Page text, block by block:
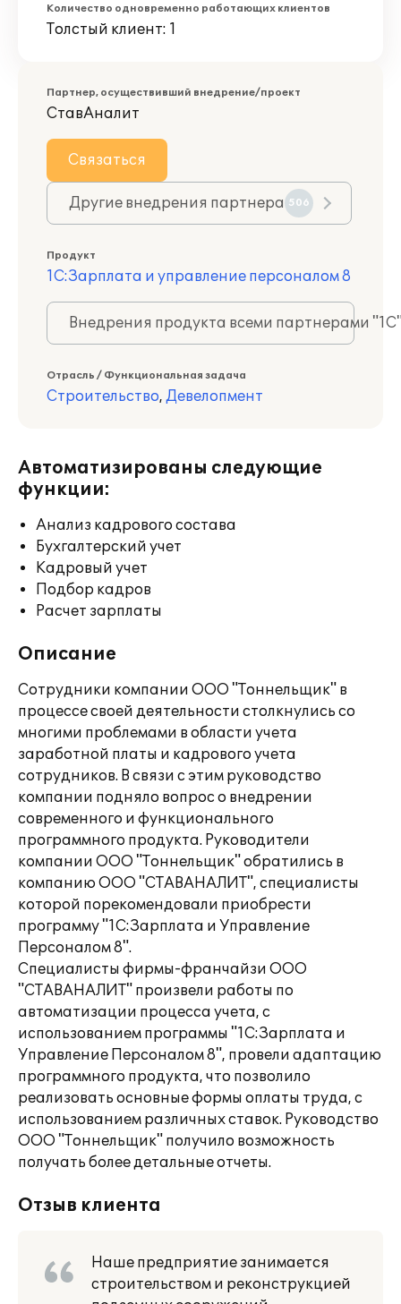
Количество одновременно работающих клиентов
Толстый клиент: 1
Партнер, осуществивший внедрение/проект
СтавАналит
Связаться
Другие внедрения партнера 506
Продукт
1С:Зарплата и управление персоналом 8
Внедрения продукта всеми партнерами
Отрасль / Функциональная задача
Строительство, Девелопмент
Автоматизированы следующие
функции:
Анализ кадрового состава
Бухгалтерский учет
Кадровый учет
Подбор кадров
Расчет зарплаты
Описание
Сотрудники компании ООО "Тоннельщик" в
процессе своей деятельности столкнулись со
многими проблемами в области учета
заработной платы и кадрового учета
сотрудников. В связи с этим руководство
компании подняло вопрос о внедрении
современного и функционального
программного продукта. Руководители
компании ООО "Тоннельщик" обратились в
компанию ООО "СТАВАНАЛИТ", специалисты
которой порекомендовали приобрести
программу "1С:Зарплата и Управление
Персоналом 8".
Специалисты фирмы-франчайзи ООО
"СТАВАНАЛИТ" произвели работы по
автоматизации процесса учета, с
использованием программы "1С:Зарплата и
Управление Персоналом 8", провели адаптацию
программного продукта, что позволило
реализовать основные формы оплаты труда, с
использованием различных ставок. Руководство
ООО "Тоннельщик" получило возможность
получать более детальные отчеты.
Отзыв клиента
Наше предприятие занимается
строительством и реконструкцией